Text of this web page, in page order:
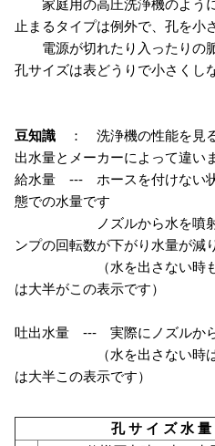
家庭用の高圧洗浄機のよう
止まるタイプは例外で、孔を小
電源が切れたり入ったりの脈
孔サイズは表どうりで小さくし
豆知識 ： 洗浄機の性能を見
出水量とメーカーによって違い
給水量 --- ホースを付けない
態での水量です
ノズルから水を噴射さ
ンプの回転数が下がり水量が減
（水を出さない時もポ
は大半がこの表示です）
吐出水量 --- 実際にノズルか
（水を出さない時は電
は大半この表示です）
孔 サ イ ズ 水 量